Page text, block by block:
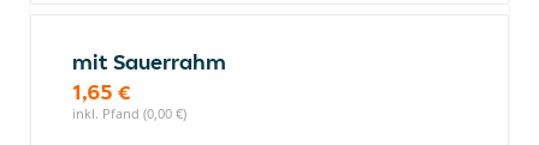
mit Sauerrahm
1,65 €
inkl. Pfand (0,00 €)